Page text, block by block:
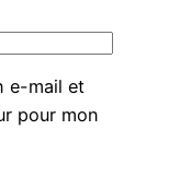
e-mail et
pour mon